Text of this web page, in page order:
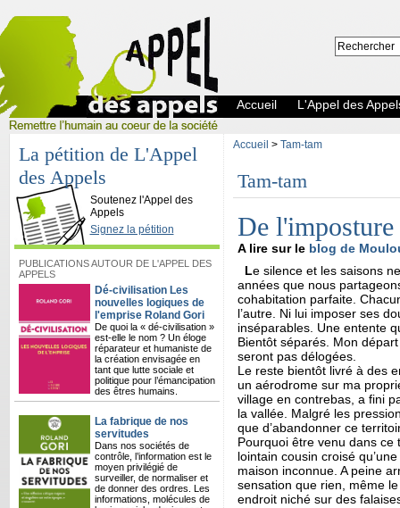
L'Appel des Appels
Accueil L'Appel des
La pétition de L'Appel
des Appels
Soutenez l'Appel des
Appels
Signez la pétition
PUBLICATIONS AUTOUR DE L'APPEL DES
APPELS
Dé-civilisation Les
nouvelles logiques de
l'emprise Roland Gori
De quoi la « dé-civilisation »
est-elle le nom ? Un éloge
réparateur et humaniste de
la création envisagée en
tant que lutte sociale et
politique pour l’émancipation
des êtres humains.
La fabrique de nos
servitudes
Dans nos sociétés de
contrôle, l’information est le
moyen privilégié de
surveiller, de normaliser et
de donner des ordres. Les
informations, molécules de
Accueil > Tam-tam
Tam-tam
De l'imposture
A lire sur le blog de
Le silence et les saisons
années que nous
cohabitation parfaite.
l’autre. Ni lui imposer ses
inséparables. Une entente
Bientôt séparés. Mon
seront pas délogées.
Le reste bientôt livré à des
un aérodrome sur ma
village en contrebas, a fini
la vallée. Malgré les
que d’abandonner ce
Pourquoi être venu dans ce
lointain cousin croisé
maison inconnue. A peine
sensation que rien, même
endroit niché sur des